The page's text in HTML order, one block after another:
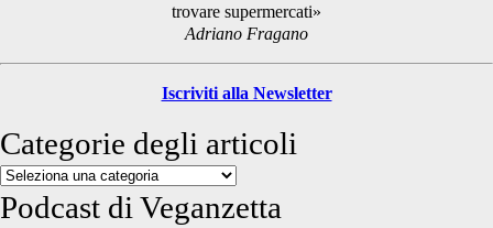
trovare supermercati»
Adriano Fragano
Iscriviti alla Newsletter
Categorie degli articoli
Categorie
degli
articoli
Podcast di Veganzetta